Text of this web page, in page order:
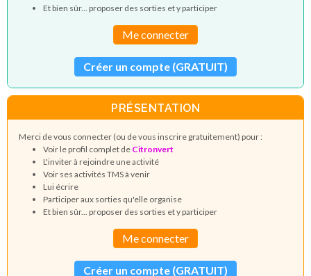
Et bien sûr... proposer des sorties et y participer
Me connecter
Créer un compte (GRATUIT)
PRÉSENTATION
Merci de vous connecter (ou de vous inscrire gratuitement) pour :
Voir le profil complet de Citronvert
L'inviter à rejoindre une activité
Voir ses activités TMS à venir
Lui écrire
Participer aux sorties qu'elle organise
Et bien sûr... proposer des sorties et y participer
Me connecter
Créer un compte (GRATUIT)